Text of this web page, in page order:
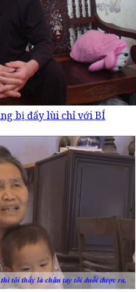
bị đẩy lùi chỉ với BÍ